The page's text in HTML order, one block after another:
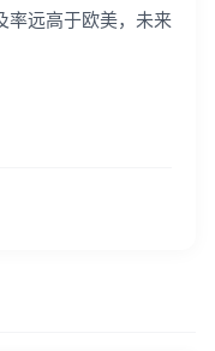
率远高于欧美，未来